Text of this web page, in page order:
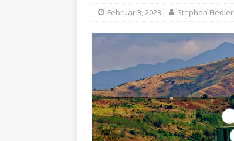
Februar 3, 2023 Stephan Fiedler